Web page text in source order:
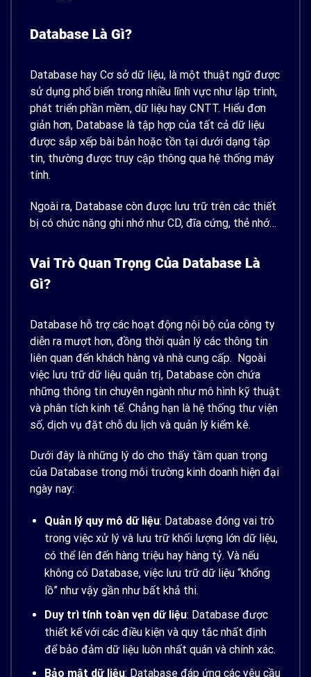
Database Là Gì?
Database hay Cơ sở dữ liệu, là một thuật ngữ được
sử dụng phổ biến trong nhiều lĩnh vực như lập trình,
phát triển phần mềm, dữ liệu hay CNTT. Hiểu đơn
giản hơn, Database là tập hợp của tất cả dữ liệu
được sắp xếp bài bản hoặc tồn tại dưới dạng tập
tin, thường được truy cập thông qua hệ thống máy
tính.
Ngoài ra, Database còn được lưu trữ trên các thiết
bị có chức năng ghi nhớ như CD, đĩa cứng, thẻ nhớ…
Vai Trò Quan Trọng Của Database Là
Gì?
Database hỗ trợ các hoạt động nội bộ của công ty
diễn ra mượt hơn, đồng thời quản lý các thông tin
liên quan đến khách hàng và nhà cung cấp. Ngoài
việc lưu trữ dữ liệu quản trị, Database còn chứa
những thông tin chuyên ngành như mô hình kỹ thuật
và phân tích kinh tế. Chẳng hạn là hệ thống thư viện
số, dịch vụ đặt chỗ du lịch và quản lý kiểm kê.
Dưới đây là những lý do cho thấy tầm quan trọng
của Database trong môi trường kinh doanh hiện đại
ngày nay:
Quản lý quy mô dữ liệu: Database đóng vai trò
trong việc xử lý và lưu trữ khối lượng lớn dữ liệu,
có thể lên đến hàng triệu hay hàng tỷ. Và nếu
không có Database, việc lưu trữ dữ liệu “khổng
lồ” như vậy gần như bất khả thi.
Duy trì tính toàn vẹn dữ liệu: Database được
thiết kế với các điều kiện và quy tắc nhất định
để bảo đảm dữ liệu luôn nhất quán và chính xác.
Bảo mật dữ liệu: Database đáp ứng các yêu cầu